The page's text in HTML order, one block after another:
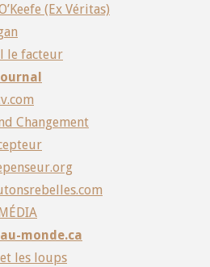
(Ex Véritas)
le facteur
Changement
monde.ca
les loups